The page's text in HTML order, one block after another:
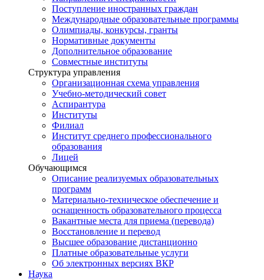
Поступление иностранных граждан
Международные образовательные программы
Олимпиады, конкурсы, гранты
Нормативные документы
Дополнительное образование
Совместные институты
Структура управления
Организационная схема управления
Учебно-методический совет
Аспирантура
Институты
Филиал
Институт среднего профессионального
образования
Лицей
Обучающимся
Описание реализуемых образовательных
программ
Материально-техническое обеспечение и
оснащенность образовательного процесса
Вакантные места для приема (перевода)
Восстановление и перевод
Высшее образование дистанционно
Платные образовательные услуги
Об электронных версиях ВКР
Наука